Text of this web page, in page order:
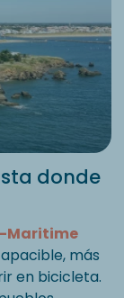
donde
Maritime
más
en bicicleta.